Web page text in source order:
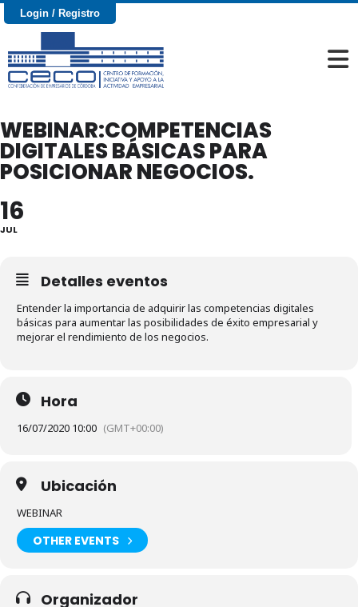
Login / Registro
WEBINAR:COMPETENCIAS
DIGITALES BÁSICAS PARA
POSICIONAR NEGOCIOS.
16
JUL
Detalles eventos
Entender la importancia de adquirir las competencias digitales
básicas para aumentar las posibilidades de éxito empresarial y
mejorar el rendimiento de los negocios.
Hora
16/07/2020 10:00 (GMT+00:00)
Ubicación
WEBINAR
OTHER EVENTS
Organizador